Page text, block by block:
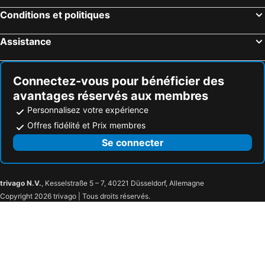
Conditions et politiques
Assistance
Connectez-vous pour bénéficier des
avantages réservés aux membres
Personnalisez votre expérience
Offres fidélité et Prix membres
Se connecter
trivago N.V., Kesselstraße 5 – 7, 40221 Düsseldorf, Allemagne
Copyright 2026 trivago | Tous droits réservés.